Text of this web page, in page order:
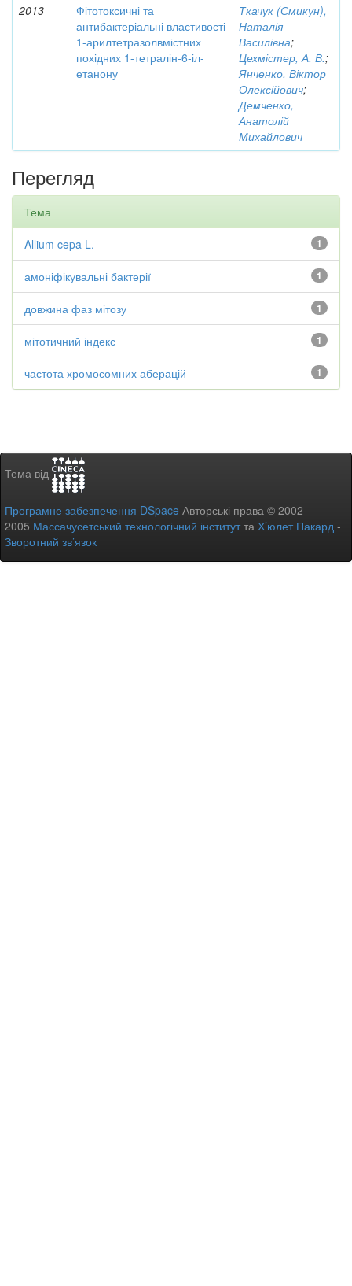
2013
Фітотоксичні та
антибактеріальні властивості
1-арилтетразолвмістних
похідних 1-тетралін-6-іл-
етанону
Ткачук (Смикун),
Наталія
Василівна;
Цехмістер, А. В.;
Янченко, Віктор
Олексійович;
Демченко,
Анатолій
Михайлович
Перегляд
Тема
1
Allium cepa L.
1
амоніфікувальні бактерії
1
довжина фаз мітозу
1
мітотичний індекс
1
частота хромосомних аберацій
Тема від
Програмне забезпечення DSpace Авторські права © 2002-
2005 Массачусетський технологічний інститутта Х’юлет Пакард -
Зворотний зв’язок